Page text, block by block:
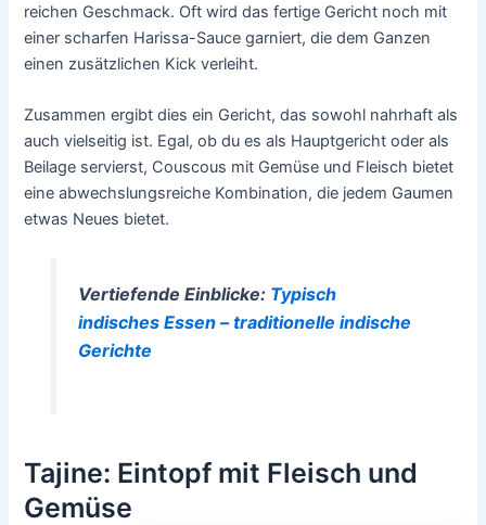
reichen Geschmack. Oft wird das fertige Gericht noch mit
einer scharfen Harissa-Sauce garniert, die dem Ganzen
einen zusätzlichen Kick verleiht.
Zusammen ergibt dies ein Gericht, das sowohl nahrhaft als
auch vielseitig ist. Egal, ob du es als Hauptgericht oder als
Beilage servierst, Couscous mit Gemüse und Fleisch bietet
eine abwechslungsreiche Kombination, die jedem Gaumen
etwas Neues bietet.
Vertiefende Einblicke: Typisch
indisches Essen – traditionelle indische
Gerichte
Tajine: Eintopf mit Fleisch und
Gemüse